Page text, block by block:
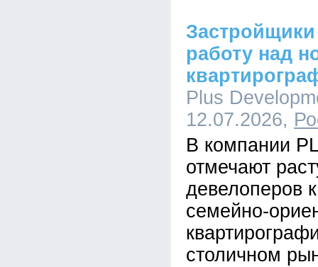
работу над
Plus
12.07.2026,
В компании
отмечают
девелоперов
семейно-
столичном